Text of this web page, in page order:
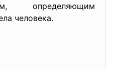
определяющим
человека.